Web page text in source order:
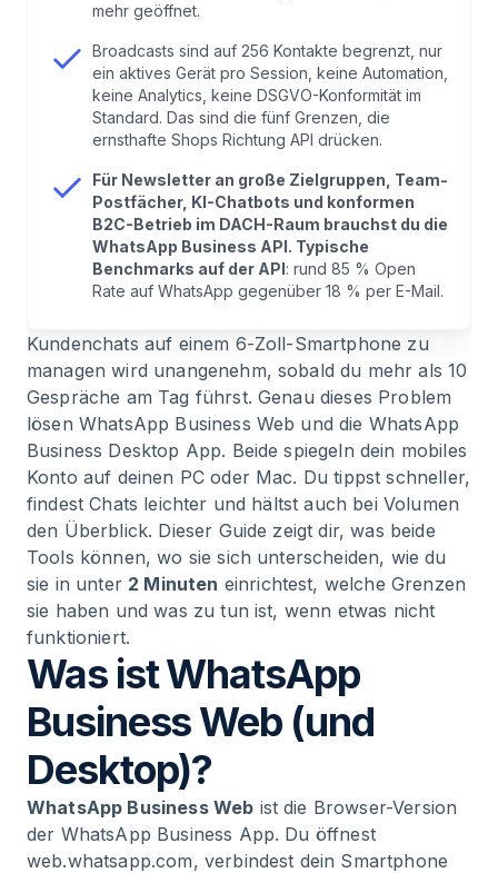
Typische Probleme bei WhatsApp Business
Web lösen
Sicherheit: Was passiert mit den Chats?
stoßen
FAQ zu WhatsApp Business Web
mehr geöffnet.
Broadcasts sind auf 256 Kontakte begrenzt, nur
ein aktives Gerät pro Session, keine Automation,
keine Analytics, keine DSGVO-Konformität im
Standard. Das sind die fünf Grenzen, die
ernsthafte Shops Richtung API drücken.
Für Newsletter an große Zielgruppen, Team-
Postfächer, KI-Chatbots und konformen
B2C-Betrieb im DACH-Raum brauchst du die
WhatsApp Business API. Typische
Benchmarks auf der API: rund 85 % Open
Rate auf WhatsApp gegenüber 18 % per E-Mail.
Kundenchats auf einem 6-Zoll-Smartphone zu
managen wird unangenehm, sobald du mehr als 10
Gespräche am Tag führst. Genau dieses Problem
lösen WhatsApp Business Web und die WhatsApp
Business Desktop App. Beide spiegeln dein mobiles
Konto auf deinen PC oder Mac. Du tippst schneller,
findest Chats leichter und hältst auch bei Volumen
den Überblick. Dieser Guide zeigt dir, was beide
Tools können, wo sie sich unterscheiden, wie du
sie in unter 2 Minuten einrichtest, welche Grenzen
sie haben und was zu tun ist, wenn etwas nicht
funktioniert.
Was ist WhatsApp
Business Web (und
Desktop)?
WhatsApp Business Web ist die Browser-Version
der WhatsApp Business App. Du öffnest
web.whatsapp.com, verbindest dein Smartphone